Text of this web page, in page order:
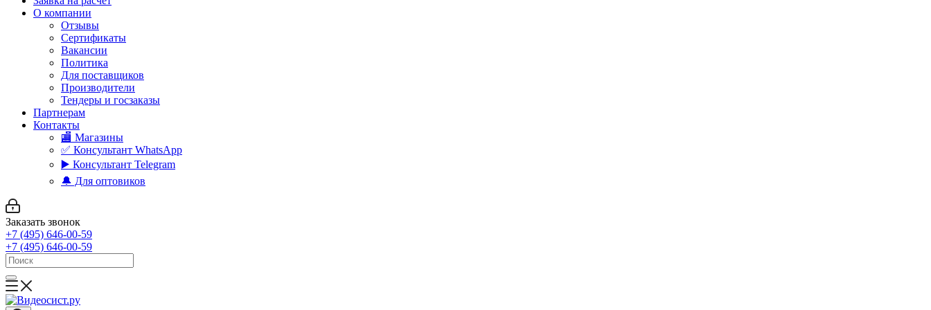
О компании
Отзывы
Сертификаты
Вакансии
Политика
Для поставщиков
Производители
Тендеры и госзаказы
Партнерам
Контакты
🏬 Магазины
✅️ Консультант WhatsApp
▶️ Консультант Telegram
🔔 Для оптовиков
Заказать звонок
+7 (495) 646-00-59
+7 (495) 646-00-59